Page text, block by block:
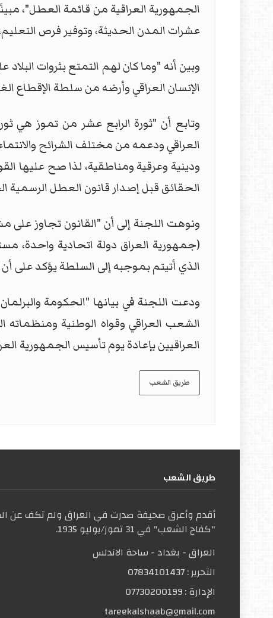
الجمهورية العراقية من قائمة العطل"،
عشرات المدن الحديثة، وتوفير فرص
الإنسان العراقي وأرضه من سلطة الإقطاع
وتابع أن "ثورة الرابع عشر من تموز هي
العراقي ودعمه من مختلف الشرائح
ودينية وعرقية ومناطقية، لذا صح عليها
الحقائق قبل إصدار قانون العطل الرسمية
ونوهت اللجنة إلى أن "القانون تجاوز على
(جمهورية العراق دولة اتحادية واحدة،
الذي أتيتم بموجبه إلى السلطة يؤكد على
ودعت اللجنة في بيانها "الحكومة
الشعب العراقي وقواه الوطنية ومنظماته
العراقيين بإعادة يوم تأسيس الجمهورية
طريق الشعب
طریق الشعب
أقدم وأعرق صحيفة صدرت في العراق ولم تكف عن
"كفاح الشعب" في 31 تموز/يوليو 1935.
العراق - بغداد - ساحة الاندلس
التحریر :07834101437
الإدارة :07730200199
tareekalshaab@gmail.com